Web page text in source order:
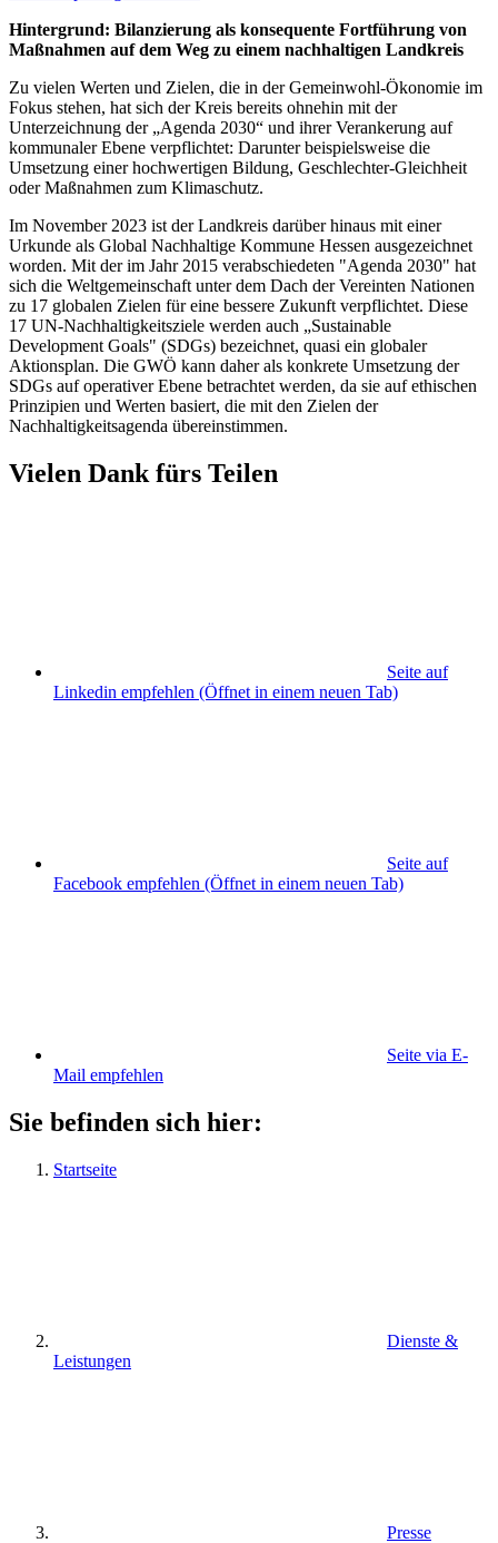
Hintergrund: Bilanzierung als konsequente Fortführung von
Maßnahmen auf dem Weg zu einem nachhaltigen Landkreis
Zu vielen Werten und Zielen, die in der Gemeinwohl-Ökonomie im
Fokus stehen, hat sich der Kreis bereits ohnehin mit der
Unterzeichnung der „Agenda 2030“ und ihrer Verankerung auf
kommunaler Ebene verpflichtet: Darunter beispielsweise die
Umsetzung einer hochwertigen Bildung, Geschlechter-Gleichheit
oder Maßnahmen zum Klimaschutz.
Im November 2023 ist der Landkreis darüber hinaus mit einer
Urkunde als Global Nachhaltige Kommune Hessen ausgezeichnet
worden. Mit der im Jahr 2015 verabschiedeten "Agenda 2030" hat
sich die Weltgemeinschaft unter dem Dach der Vereinten Nationen
zu 17 globalen Zielen für eine bessere Zukunft verpflichtet. Diese
17 UN-Nachhaltigkeitsziele werden auch „Sustainable
Development Goals" (SDGs) bezeichnet, quasi ein globaler
Aktionsplan. Die GWÖ kann daher als konkrete Umsetzung der
SDGs auf operativer Ebene betrachtet werden, da sie auf ethischen
Prinzipien und Werten basiert, die mit den Zielen der
Nachhaltigkeitsagenda übereinstimmen.
Vielen Dank fürs Teilen
Seite auf
Linkedin empfehlen (Öffnet in einem neuen Tab)
Seite auf
Facebook empfehlen (Öffnet in einem neuen Tab)
Seite via E-
Mail empfehlen
Sie befinden sich hier:
Startseite
Dienste &
Leistungen
Presse